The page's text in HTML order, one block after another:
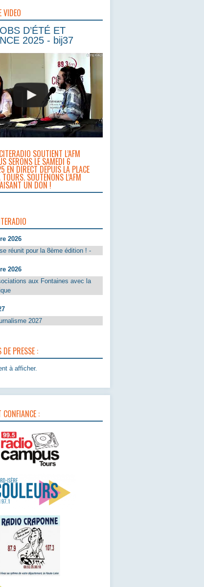
VIDEO
D’ÉTÉ ET
2025 - bij37
SOUTIENT L’AFM
SERONS LE SAMEDI 6
EN DIRECT DEPUIS LA PLACE
SOUTENONS L’AFM
UN DON !
2026
réunit pour la 8ème édition ! -
2026
aux Fontaines avec la
2027
PRESSE :
à afficher.
: